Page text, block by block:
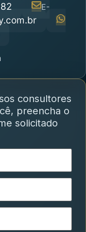
E-
consultores
preencha o
solicitado